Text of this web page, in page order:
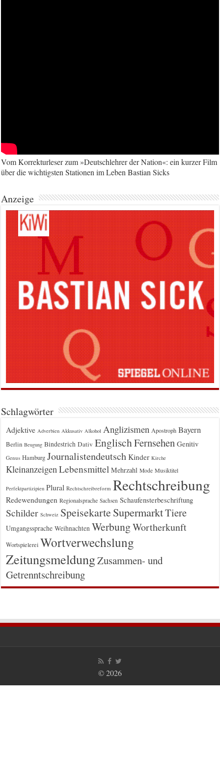
Vom Korrekturleser zum »Deutschlehrer der Nation«: ein kurzer Film
über die wichtigsten Stationen im Leben Bastian Sicks
Anzeige
Schlagwörter
Adjektive Adverbien Akkusativ Alkohol Anglizismen Apostroph Bayern
Berlin Beugung Bindestrich Dativ EnglischFernsehen Genitiv
Genus Hamburg Journalistendeutsch Kinder Kirche
Kleinanzeigen Lebensmittel Mehrzahl Mode Musiktitel
Perfektpartizipien Plural Rechtschreibreform Rechtschreibung
Redewendungen Regionalsprache Sachsen Schaufensterbeschriftung
Schilder Schweiz Speisekarte SupermarktTiere
Umgangssprache Weihnachten WerbungWortherkunft
Wortspielerei Wortverwechslung
ZeitungsmeldungZusammen- und
Getrenntschreibung
© 2026